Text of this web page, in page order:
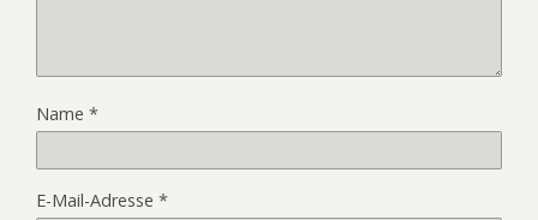
Name *
E-Mail-Adresse *